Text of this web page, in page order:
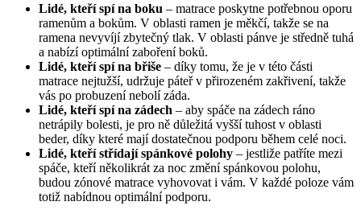
Lidé, kteří spí na boku – matrace poskytne potřebnou oporu
ramenům a bokům. V oblasti ramen je měkčí, takže se na
ramena nevyvíjí zbytečný tlak. V oblasti pánve je středně tuhá
a nabízí optimální zaboření boků.
Lidé, kteří spí na břiše – díky tomu, že je v této části
matrace nejtužší, udržuje páteř v přirozeném zakřivení, takže
vás po probuzení nebolí záda.
Lidé, kteří spí na zádech – aby spáče na zádech ráno
netrápily bolesti, je pro ně důležitá vyšší tuhost v oblasti
beder, díky které mají dostatečnou podporu během celé noci.
Lidé, kteří střídají spánkové polohy – jestliže patříte mezi
spáče, kteří několikrát za noc změní spánkovou polohu,
budou zónové matrace vyhovovat i vám. V každé poloze vám
totiž nabídnou optimální podporu.